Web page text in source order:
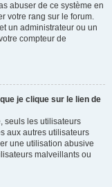
abuser de ce système en
votre rang sur le forum.
un administrateur ou un
compteur de
je clique sur le lien de
seuls les utilisateurs
aux autres utilisateurs
une utilisation abusive
malveillants ou